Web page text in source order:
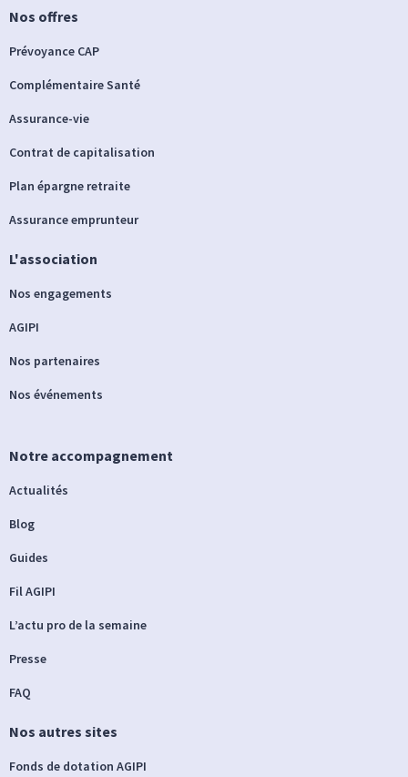
Nos offres
Prévoyance CAP
Complémentaire Santé
Assurance-vie
Contrat de capitalisation
Plan épargne retraite
Assurance emprunteur
L'association
Nos engagements
AGIPI
Nos partenaires
Nos événements
Notre accompagnement
Actualités
Blog
Guides
Fil AGIPI
L’actu pro de la semaine
Presse
FAQ
Nos autres sites
Fonds de dotation AGIPI